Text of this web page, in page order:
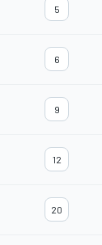
FÓRMULA E 5
6
9
12
20